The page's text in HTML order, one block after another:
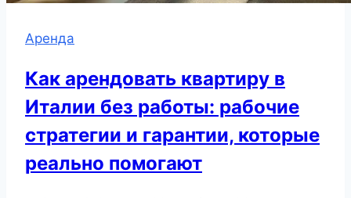
Аренда
Как арендовать квартиру в
Италии без работы: рабочие
стратегии и гарантии, которые
реально помогают